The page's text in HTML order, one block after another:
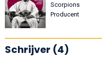
Scorpions
Producent
Schrijver (4)